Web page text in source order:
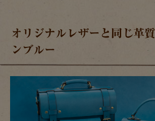
オリジナルレザーと同じ革
ンブルー